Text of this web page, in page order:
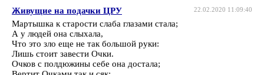
22.02.2020 11:09:40
Живущие на подачки ЦРУ
Мартышка к старости слаба глазами стала;
А у людей она слыхала,
Что это зло еще не так большой руки:
Лишь стоит завести Очки.
Очков с полдюжины себе она достала;